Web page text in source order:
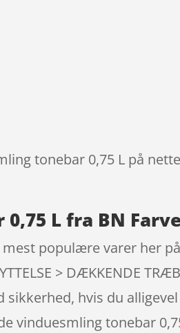
tonebar 0,75 L på
L fra BN
populære varer her
> DÆKKENDE
hvis du
vinduesmling tonebar